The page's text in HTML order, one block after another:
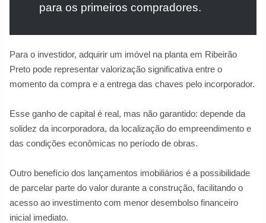
para os primeiros compradores.
Para o investidor, adquirir um imóvel na planta em Ribeirão
Preto pode representar valorização significativa entre o
momento da compra e a entrega das chaves pelo incorporador.
Esse ganho de capital é real, mas não garantido: depende da
solidez da incorporadora, da localização do empreendimento e
das condições econômicas no período de obras.
Outro benefício dos lançamentos imobiliários é a possibilidade
de parcelar parte do valor durante a construção, facilitando o
acesso ao investimento com menor desembolso financeiro
inicial imediato.